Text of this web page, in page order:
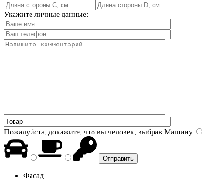
Укажите личные данные:
Пожалуйста, докажите, что вы человек, выбрав Машину.
Фасад